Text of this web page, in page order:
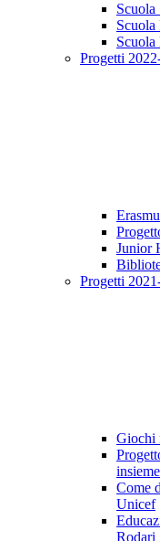
Scuola
Scuola
Progetti
Junior
Progetti
Giochi
Come
Unicef
Rodari